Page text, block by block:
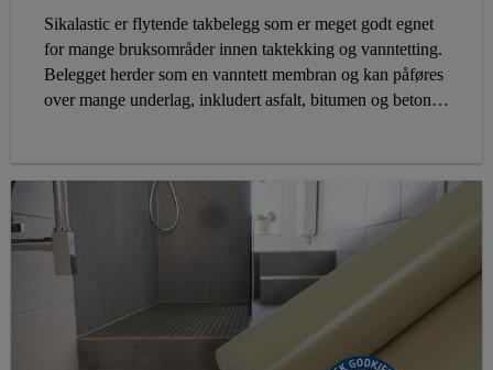
Sikalastic er flytende takbelegg som er meget godt egnet
for mange bruksområder innen taktekking og vanntetting.
Belegget herder som en vanntett membran og kan påføres
over mange underlag, inkludert asfalt, bitumen og betong.
nybygg og rehabilitering.